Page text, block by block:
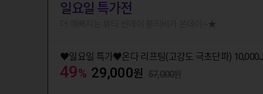
일요일 특가전
♥️일요일 특가♥️온다 리프팅(고강도 극초단파)
49% 29,000원 57,000원